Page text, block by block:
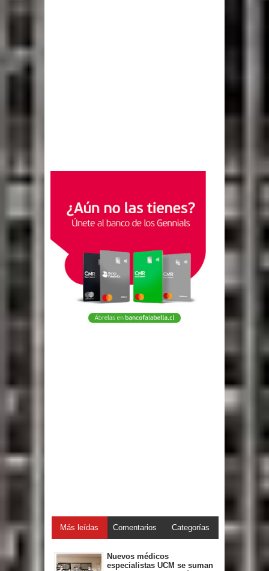
Más leídas Comentarios Categorías
Nuevos médicos
especialistas UCM se suman